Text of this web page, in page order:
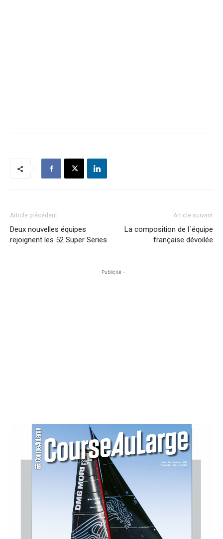
Article précédent
Deux nouvelles équipes
rejoignent les 52 Super Series
Article suivant
La composition de l´équipe
française dévoilée
- Publicité -